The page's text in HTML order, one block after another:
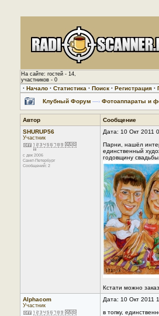
На сайте: гостей - 14,
участников - 0
· Начало · Статистика · Поиск · Регистрация ·
Клубный Форум —› Фотоаппараты и
Автор
Сообщение
SHURUP56
Участник
с дек 2006
Санкт-Петербург
Сообщений: 2
Дата: 10 Окт 2011
Парни, нашёл
единственный
годовщину свадьбы.
Кстати можно
Alphacom
Участник
Дата: 10 Окт 2011
в топку,